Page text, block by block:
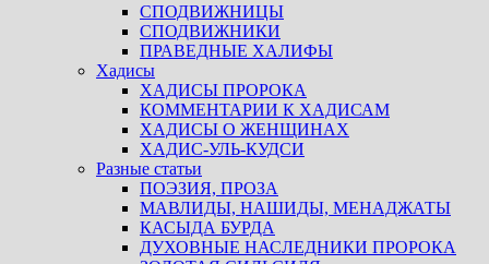
СПОДВИЖНИЦЫ
СПОДВИЖНИКИ
ПРАВЕДНЫЕ ХАЛИФЫ
Хадисы
ХАДИСЫ ПРОРОКА
КОММЕНТАРИИ К ХАДИСАМ
ХАДИСЫ О ЖЕНЩИНАХ
ХАДИС-УЛЬ-КУДСИ
Разные статьи
ПОЭЗИЯ, ПРОЗА
МАВЛИДЫ, НАШИДЫ, МЕНАДЖАТЫ
КАСЫДА БУРДА
ДУХОВНЫЕ НАСЛЕДНИКИ ПРОРОКА